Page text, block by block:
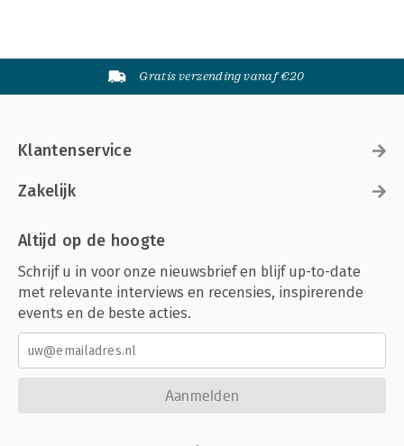
Gratis verzending vanaf €20
Klantenservice
Zakelijk
Altijd op de hoogte
Schrijf u in voor onze nieuwsbrief en blijf up-to-date
met relevante interviews en recensies, inspirerende
events en de beste acties.
Aanmelden